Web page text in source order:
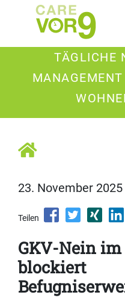
TÄGLICHE
23. November
Teilen
GKV-Nein
blockiert